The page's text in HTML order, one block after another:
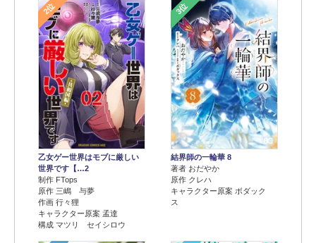
2位
乙女ゲー世界はモブに厳しい
世界です【…2
制作 FTops
原作 三嶋 与夢
作画 行々狸
キャラクター原案 孟達
構成 マツリ セイシロウ
3位
結界師の一輪華 8
著者 おだやか
原作 クレハ
キャラクター原案 ボダック
ス